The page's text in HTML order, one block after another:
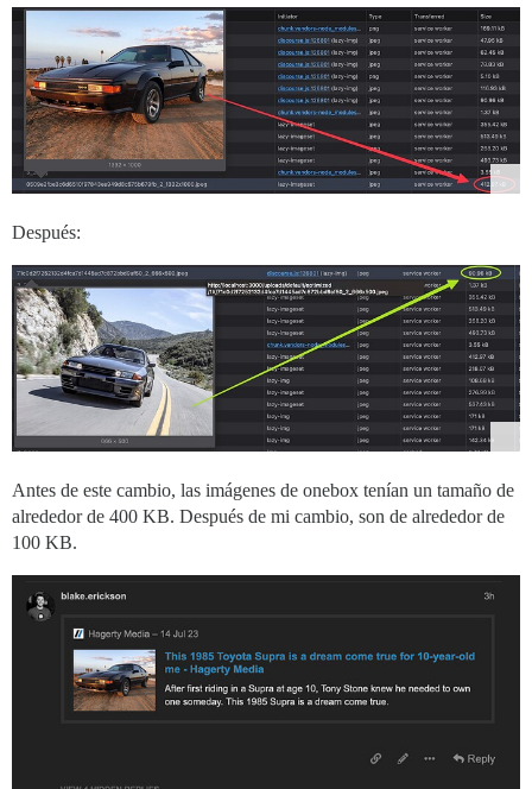
Después:
Antes de este cambio, las imágenes de onebox tenían un tamaño de
alrededor de 400 KB. Después de mi cambio, son de alrededor de
100 KB.